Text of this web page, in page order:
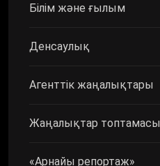
Білім және ғылым
Денсаулық
Агенттік жаңалықтары
Жаңалықтар топтамасы
«Арнайы репортаж»